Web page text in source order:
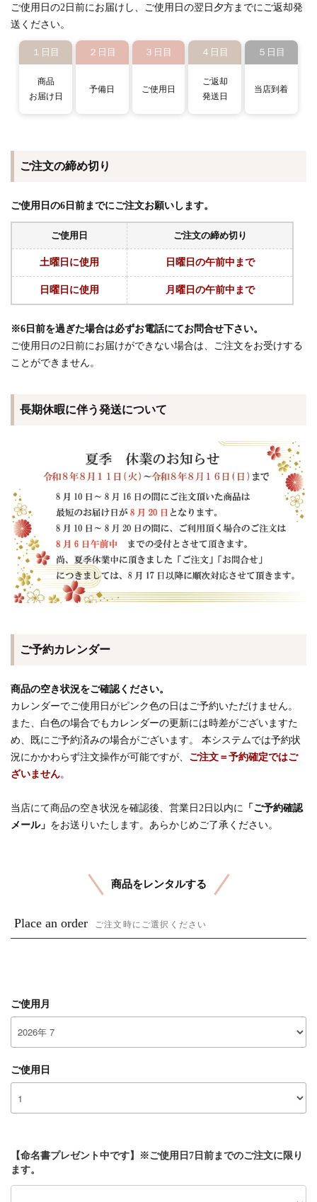
ご使用日の2日前にお届けし、ご使用日の翌日夕方までにご返却発
送ください。
１日目
商品
お届け日
２日目
予備日
３日目
ご使用日
４日目
ご返却
発送日
５日目
当店到着
ご注文の締め切り
ご使用日の6日前までにご注文お願いします。
ご使用日 ご注文の締め切り
土曜日に使用 日曜日の午前中まで
日曜日に使用 月曜日の午前中まで
※6日前を過ぎた場合は必ずお電話にてお問合せ下さい。
ご使用日の2日前にお届けができない場合は、ご注文をお受けする
ことができません。
長期休暇に伴う発送について
ご予約カレンダー
商品の空き状況をご確認ください。
カレンダーでご使用日がピンク色の日はご予約いただけません。
また、白色の場合でもカレンダーの更新には時差がございますた
め、既にご予約済みの場合がございます。 本システムでは予約状
況にかかわらず注文操作が可能ですが、 ご注文＝予約確定ではご
ざいません。
当店にて商品の空き状況を確認後、営業日2日以内に
「ご予約確認
メール」 をお送りいたします。あらかじめご了承ください。
商品をレンタルする
Place an order ご注文時にご選択ください
ご使用月
ご使用日
【命名書プレゼント中です】※ご使用日7日前までのご注文に限り
ます。